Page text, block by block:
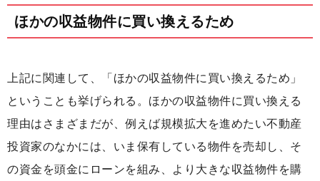
ほかの収益物件に買い換えるため
上記に関連して、「ほかの収益物件に買い換えるため」
ということも挙げられる。ほかの収益物件に買い換える
理由はさまざまだが、例えば規模拡大を進めたい不動産
投資家のなかには、いま保有している物件を売却し、そ
の資金を頭金にローンを組み、より大きな収益物件を購